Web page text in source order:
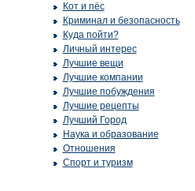
Кот и пёс
Криминал и безопасность
Куда пойти?
Личный интерес
Лучшие вещи
Лучшие компании
Лучшие побуждения
Лучшие рецепты
Лучший Город
Наука и образование
Отношения
Спорт и туризм